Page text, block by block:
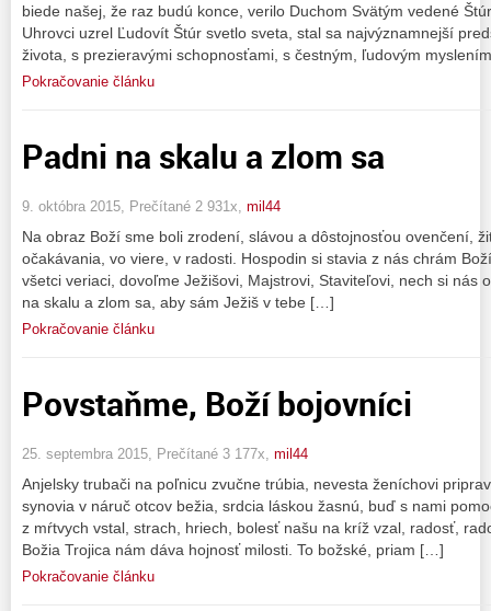
biede našej, že raz budú konce, verilo Duchom Svätým vedené
Uhrovci uzrel Ľudovít Štúr svetlo sveta, stal sa najvýznamnejší
života, s prezieravými schopnosťami, s čestným, ľudovým
Pokračovanie článku
Padni na skalu a zlom sa
9. októbra 2015, Prečítané 2 931x, mil44
Na obraz Boží sme boli zrodení, slávou a dôstojnosťou ovenčení,
očakávania, vo viere, v radosti. Hospodin si stavia z nás chrám
všetci veriaci, dovoľme Ježišovi, Majstrovi, Staviteľovi, nech si nás
na skalu a zlom sa, aby sám Ježiš v tebe […]
Pokračovanie článku
Povstaňme, Boží bojovníci
25. septembra 2015, Prečítané 3 177x, mil44
Anjelsky trubači na poľnicu zvučne trúbia, nevesta ženíchovi
synovia v náruč otcov bežia, srdcia láskou žasnú, buď s nami
z mŕtvych vstal, strach, hriech, bolesť našu na kríž vzal, radosť,
Božia Trojica nám dáva hojnosť milosti. To božské, priam […]
Pokračovanie článku